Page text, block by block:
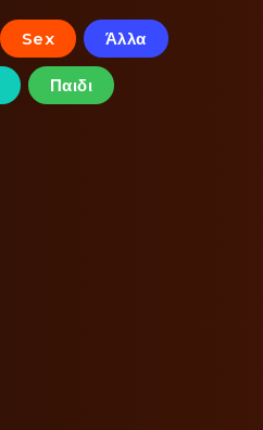
Sex Άλλα
Παιδι